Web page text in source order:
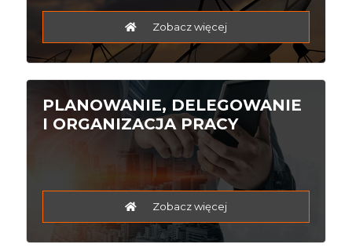
Zobacz więcej
PLANOWANIE, DELEGOWANIE
I ORGANIZACJA PRACY
Zobacz więcej